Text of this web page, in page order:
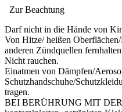
Zur Beachtung
Darf nicht in die Hände von
Von Hitze/ heißen
anderen Zündquellen
Nicht rauchen.
Einatmen von Dämpfen/
Schutzhandschuhe/
tragen.
BEI BERÜHRUNG MIT